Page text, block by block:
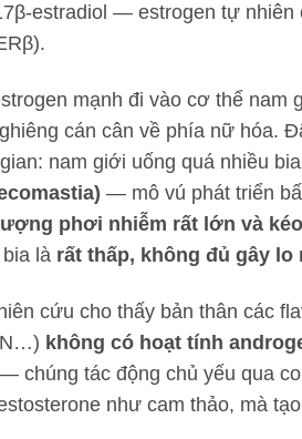
estradiol — estrogen tự nhiên
mạnh đi vào cơ thể nam
cán cân về phía nữ hóa.
nam giới uống quá nhiều
— mô vú phát triển
phơi nhiễm rất lớn và
là rất thấp, không đủ gây lo
cứu cho thấy bản thân các
không có hoạt tính
chúng tác động chủ yếu qua
như cam thảo, mà